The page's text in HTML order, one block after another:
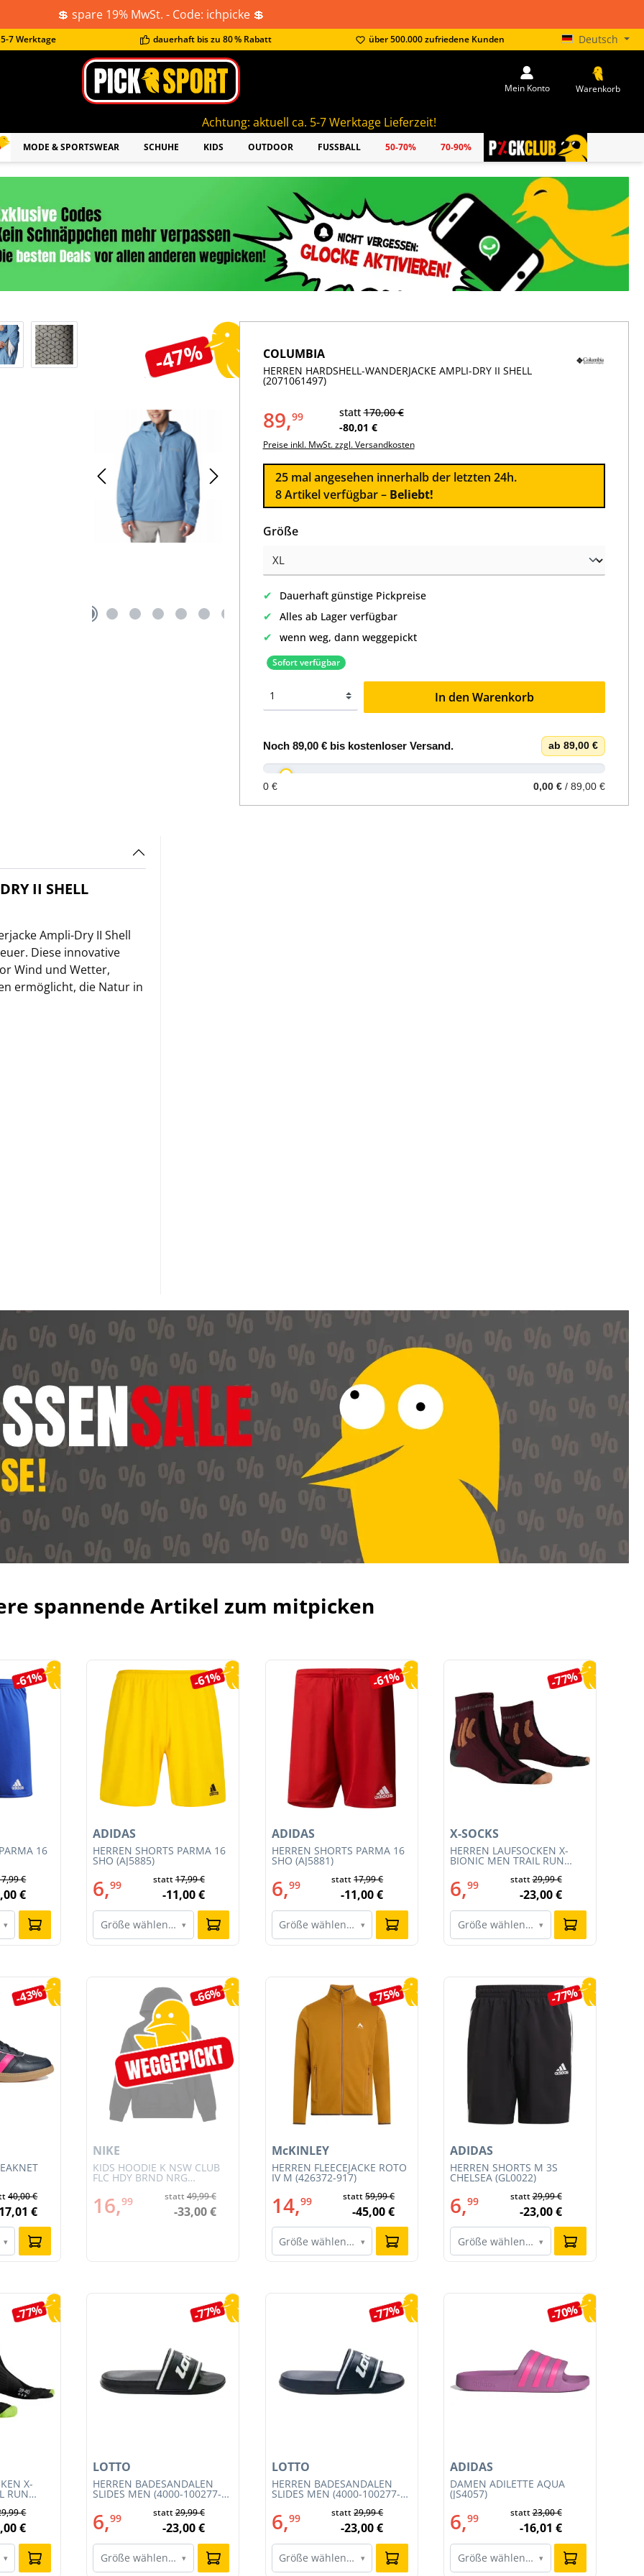
💲 spare 19% MwSt. - Code: ichpicke 💲
7 Werktage dauerhaft bis zu 80 % Rabatt über 500.000 zufriedene Kunden Deutsch
Achtung: aktuell ca. 5-7 Werktage Lieferzeit!
Mein Konto Warenkorb
MODE & SPORTSWEAR SCHUHE KIDS OUTDOOR FUSSBALL 50-70% 70-90% PICKCLUB
-47% COLUMBIA
HERREN HARDSHELL-WANDERJACKE AMPLI-DRY II SHELL
(2071061497)
89,99 statt170,00 €
-80,01 €
Preise inkl. MwSt. zzgl. Versandkosten
25mal angesehen innerhalb der letzten 24h.
8 Artikel verfügbar – Beliebt!
Größeauswählen
✔ Dauerhaft günstige Pickpreise
✔ Alles ab Lager verfügbar
✔ wenn weg, dann weggepickt
Sofort verfügbar
In den Warenkorb
Noch 89,00 €bis kostenloser Versand. ab 89,00 €
0 € 0,00 € / 89,00 €
II SHELL
Ampli-Dry II Shell
Diese innovative
Wind und Wetter,
ermöglicht, die Natur in
spannende Artikel zum mitpicken
-61%
16
€
€
▾
-61%
HERREN SHORTS PARMA 16
SHO (AJ5885)
ADIDAS
6,99 statt17,99 €
-11,00 €
Größe wählen… ▾
-61%
HERREN SHORTS PARMA 16
SHO (AJ5881)
ADIDAS
6,99 statt17,99 €
-11,00 €
Größe wählen… ▾
-77%
HERREN LAUFSOCKEN X-
BIONIC MEN TRAIL RUN
R019)
X-SOCKS
6,99 statt29,99 €
-23,00 €
Größe wählen… ▾
-43%
40,00 €
€
▾
-66%
KIDS HOODIE K NSW CLUB
FLC HDY BRND NRG
NIKE
16,99 statt49,99 €
-33,00 €
-75%
HERREN FLEECEJACKE ROTO
IV M (426372-917)
McKINLEY
14,99 statt59,99 €
-45,00 €
Größe wählen… ▾
-77%
HERREN SHORTS M 3S
CHELSEA (GL0022)
ADIDAS
6,99 statt29,99 €
-23,00 €
Größe wählen… ▾
-77%
X-
RUN
€
€
▾
-77%
HERREN BADESANDALEN
SLIDES MEN (4000-100277-
LOTTO
6,99 statt29,99 €
-23,00 €
Größe wählen… ▾
-77%
HERREN BADESANDALEN
SLIDES MEN (4000-100277-
LOTTO
6,99 statt29,99 €
-23,00 €
Größe wählen… ▾
-70%
DAMEN ADILETTE AQUA
(JS4057)
ADIDAS
6,99 statt23,00 €
-16,01 €
Größe wählen… ▾